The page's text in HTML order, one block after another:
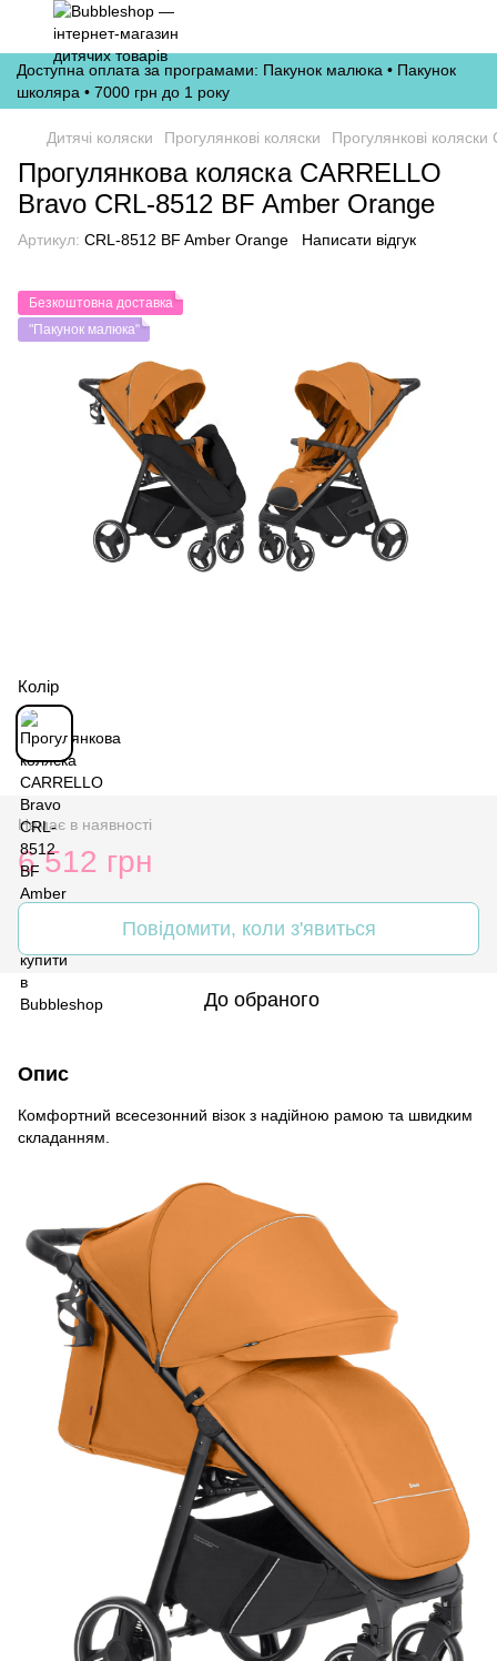
Доступна оплата за програмами: Пакунок малюка • Пакунок
школяра • 7000 грн до 1 року
Дитячі коляски Прогулянкові коляски Прогулянкові коляски
Прогулянкова коляска CARRELLO
Bravo CRL-8512 BF Amber Orange
Артикул: CRL-8512 BF Amber Orange Написати відгук
Безкоштовна доставка
"Пакунок малюка"
Колір
Немає в наявності
6 512 грн
Повідомити, коли з'явиться
До обраного
Опис
Комфортний всесезонний візок з надійною рамою та швидким
складанням.